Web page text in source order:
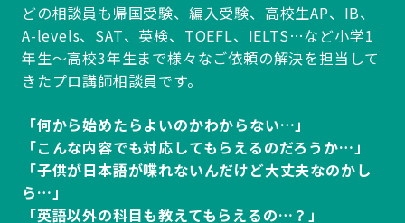
どの相談員も帰国受験、編入受験、高校生AP、IB、
A-levels、SAT、英検、TOEFL、IELTS…など小学1
年生～高校3年生まで様々なご依頼の解決を担当して
きたプロ講師相談員です。
「何から始めたらよいのかわからない…」
「こんな内容でも対応してもらえるのだろうか…」
「子供が日本語が喋れないんだけど大丈夫なのかし
ら…」
「英語以外の科目も教えてもらえるの…？」